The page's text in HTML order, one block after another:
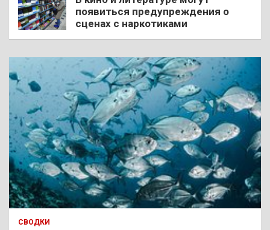
появиться предупреждения о
сценах с наркотиками
СВОДКИ